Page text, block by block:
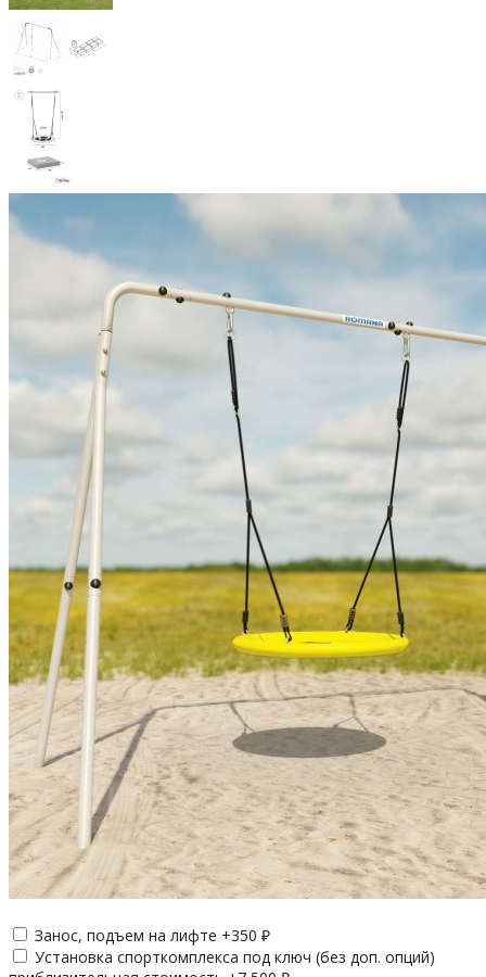
Занос, подъем на лифте +350 ₽
Установка спорткомплекса под ключ (без доп. опций)